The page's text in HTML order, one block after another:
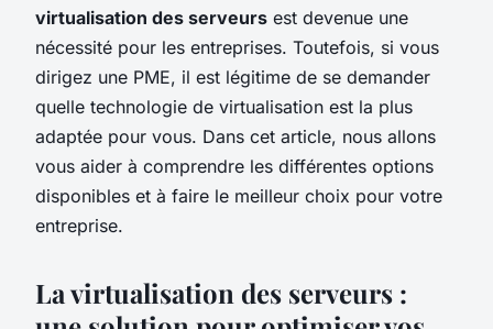
virtualisation des serveurs est devenue une
nécessité pour les entreprises. Toutefois, si vous
dirigez une PME, il est légitime de se demander
quelle technologie de virtualisation est la plus
adaptée pour vous. Dans cet article, nous allons
vous aider à comprendre les différentes options
disponibles et à faire le meilleur choix pour votre
entreprise.
La virtualisation des serveurs :